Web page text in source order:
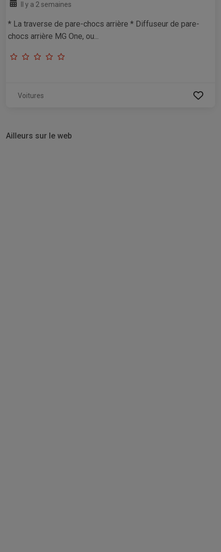
Il y a 2 semaines
* La traverse de pare-chocs arrière * Diffuseur de pare-
chocs arrière MG One, ou...
Voitures
Ailleurs sur le web